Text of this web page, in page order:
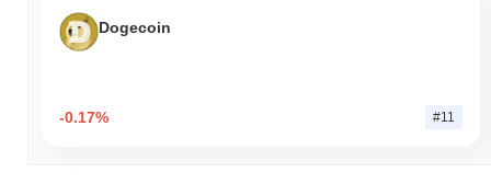
Dogecoin
-0.17% #11